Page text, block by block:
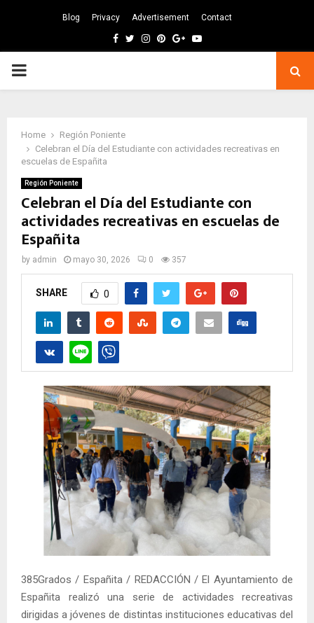
Blog Privacy Advertisement Contact
Facebook
TwitterInstagram
Pinterest
GoogleYoutube
PRIMARY
Home
Región Poniente
Celebran el Día del Estudiante con actividades recreativas en
escuelas de Españita
Región Poniente
Celebran el Día del Estudiante con
actividades recreativas en escuelas de
Españita
by admin mayo 30, 2026 0 357
SHARE 0
385Grados / Españita / REDACCIÓN / El Ayuntamiento de
Españita realizó una serie de actividades recreativas
dirigidas a jóvenes de distintas instituciones educativas del